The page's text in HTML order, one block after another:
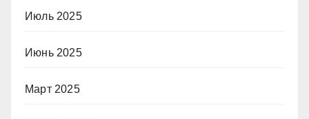
Июль 2025
Июнь 2025
Март 2025